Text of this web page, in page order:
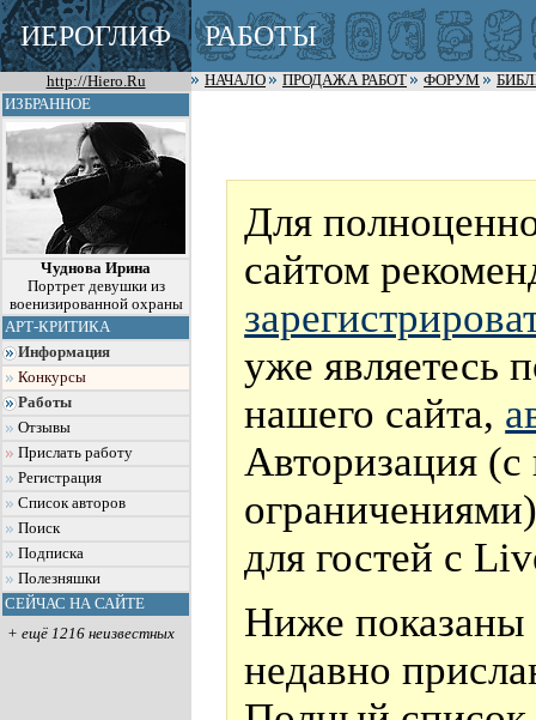
ИЕРОГЛИФ РАБОТЫ
http://Hiero.Ru НАЧАЛО ПРОДАЖА РАБОТ ФОРУМ
ИЗБРАННОЕ
Чуднова Ирина
Портрет девушки из
военизированной охраны
АРТ-КРИТИКА
Информация
Конкурсы
Работы
Отзывы
Прислать работу
Регистрация
Список авторов
Поиск
Подписка
Полезняшки
СЕЙЧАС НА САЙТЕ
+ ещё 1216 неизвестных
Для
сайтом
уже являетесь
нашего сайта,
Авторизация
для гостей с
Ниже показаны
недавно